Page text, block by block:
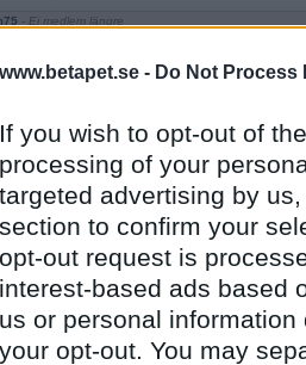
www.betapet.se - Do Not Process
If you wish to opt-out of
processing of your
targeted advertising by
section to confirm your
opt-out request is
interest-based ads based
us or personal
your opt-out. You may
- Ej medlem längre
inlägg:
olja